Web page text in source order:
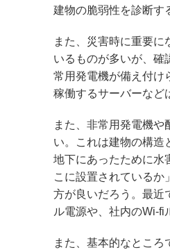
建物の脆弱性を診断す
また、災害時に重要
いるものが多いが、確
常用発電機が備え付け
稼働するサーバーなど
また、非常用発電機
い。これは建物の構造
地下にあったために水
こに設置されているか
方が良いだろう。最近
ル電源や、社内のWi-fi
また、基本的なとこ